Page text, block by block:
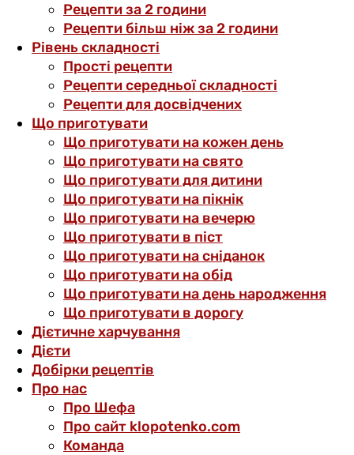
Рецепти за 2 години
Рецепти більш ніж за 2 години
Рівень складності
Прості рецепти
Рецепти середньої складності
Рецепти для досвідчених
Що приготувати
Що приготувати на кожен день
Що приготувати на свято
Що приготувати для дитини
Що приготувати на пікнік
Що приготувати на вечерю
Що приготувати в піст
Що приготувати на сніданок
Що приготувати на обід
Що приготувати на день народження
Що приготувати в дорогу
Дієтичне харчування
Дієти
Добірки рецептів
Про нас
Про Шефа
Про сайт klopotenko.com
Команда